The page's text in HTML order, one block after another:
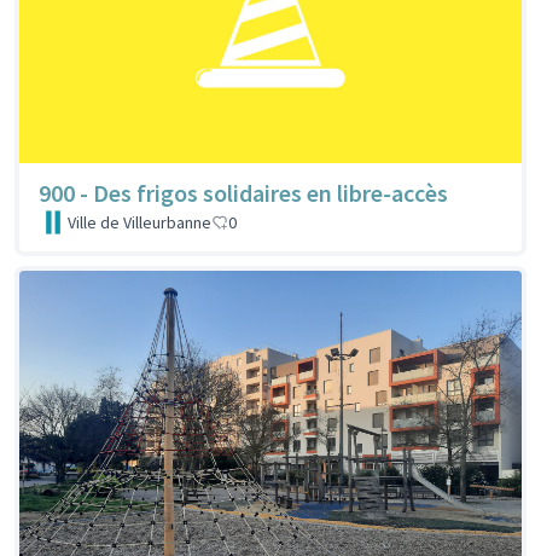
900 - Des frigos solidaires en libre-accès
Ville de Villeurbanne 0